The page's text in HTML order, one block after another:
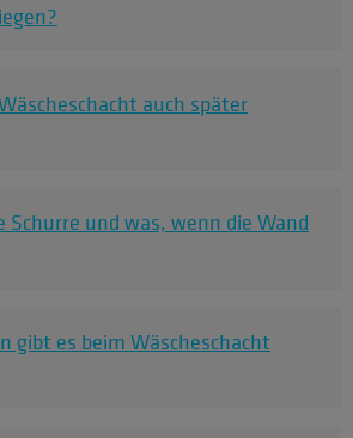
auch später
und was, wenn die Wand
gibt es beim Wäscheschacht